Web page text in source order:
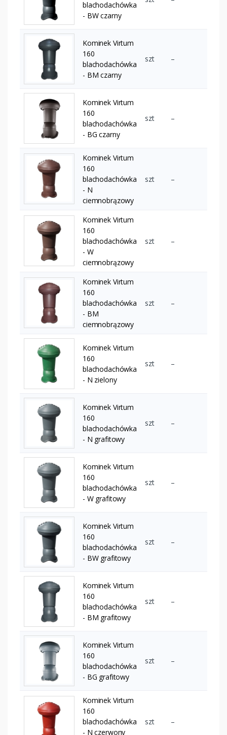
blachodachówka
- BW czarny
Kominek Virtum
160
blachodachówka
- BM czarny
szt –
Kominek Virtum
160
blachodachówka
- BG czarny
szt –
Kominek Virtum
160
blachodachówka
- N
ciemnobrązowy
szt –
Kominek Virtum
160
blachodachówka
- W
ciemnobrązowy
szt –
Kominek Virtum
160
blachodachówka
- BM
ciemnobrązowy
szt –
Kominek Virtum
160
blachodachówka
- N zielony
szt –
Kominek Virtum
160
blachodachówka
- N grafitowy
szt –
Kominek Virtum
160
blachodachówka
- W grafitowy
szt –
Kominek Virtum
160
blachodachówka
- BW grafitowy
szt –
Kominek Virtum
160
blachodachówka
- BM grafitowy
szt –
Kominek Virtum
160
blachodachówka
- BG grafitowy
szt –
Kominek Virtum
160
blachodachówka
- N czerwony
szt –